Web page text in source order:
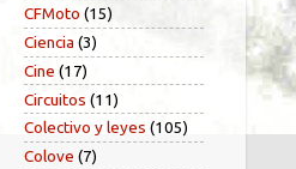
CFMoto (15)
Ciencia (3)
Cine (17)
Circuitos (11)
Colectivo y leyes (105)
Colove (7)